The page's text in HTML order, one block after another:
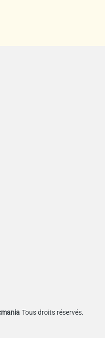
Tous droits réservés.